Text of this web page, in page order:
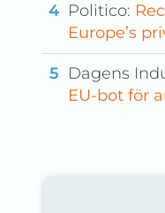
Politico:
Europe’s
Dagens
EU-bot för